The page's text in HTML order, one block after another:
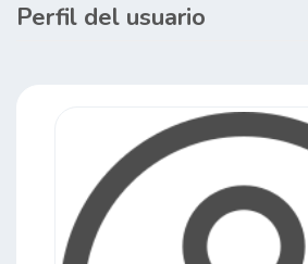
RSS
Perfil del usuario